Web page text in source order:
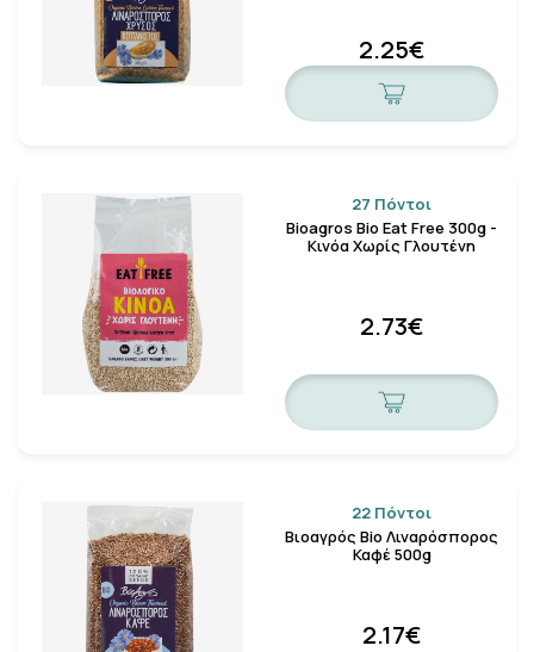
2.25€
27 Πόντοι
Bioagros Bio Eat Free 300g -
Κινόα Χωρίς Γλουτένη
2.73€
22 Πόντοι
Βιοαγρός Bio Λιναρόσπορος
Καφέ 500g
2.17€